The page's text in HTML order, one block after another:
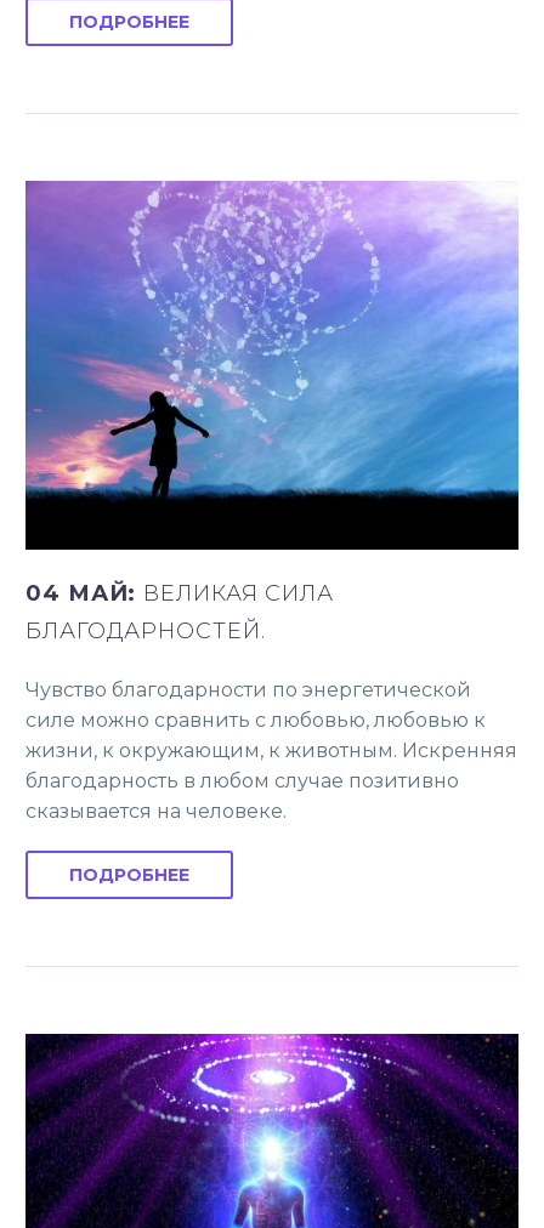
ПОДРОБНЕЕ
04 МАЙ: ВЕЛИКАЯ СИЛА
БЛАГОДАРНОСТЕЙ.
Чувство благодарности по энергетической
силе можно сравнить с любовью, любовью к
жизни, к окружающим, к животным. Искренняя
благодарность в любом случае позитивно
сказывается на человеке.
ПОДРОБНЕЕ